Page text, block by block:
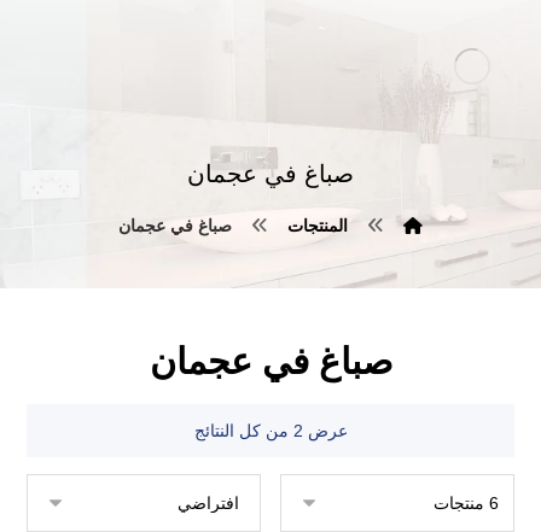
صباغ في عجمان
المنتجات صباغ في عجمان
صباغ في عجمان
عرض ⁦2⁩ من كل النتائج